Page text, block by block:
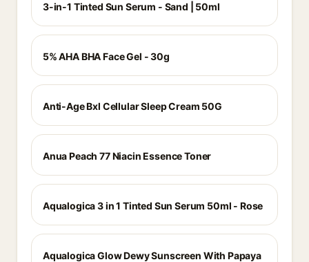
3-in-1 Tinted Sun Serum - Sand | 50ml
5% AHA BHA Face Gel - 30g
Anti-Age Bxl Cellular Sleep Cream 50G
Anua Peach 77 Niacin Essence Toner
Aqualogica 3 in 1 Tinted Sun Serum 50ml - Rose
Aqualogica Glow Dewy Sunscreen With Papaya